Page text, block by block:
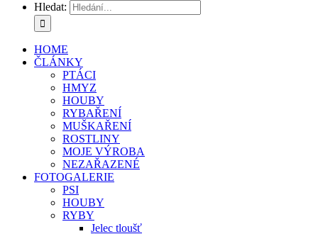
Hledat:
HOME
ČLÁNKY
PTÁCI
HMYZ
HOUBY
RYBAŘENÍ
MUŠKAŘENÍ
ROSTLINY
MOJE VÝROBA
NEZAŘAZENÉ
FOTOGALERIE
PSI
HOUBY
RYBY
Jelec tloušť